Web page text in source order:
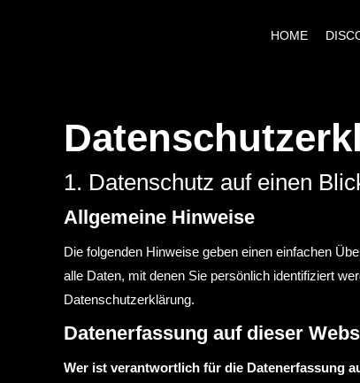
HOME
1. Datenschutz auf einen
Allgemeine Hinweise
Die folgenden Hinweise geben einen einfachen
alle Daten, mit denen Sie persönlich identifiziert
Datenschutzerklärung.
Datenerfassung auf dieser
Wer ist verantwortlich für die Datenerfassung